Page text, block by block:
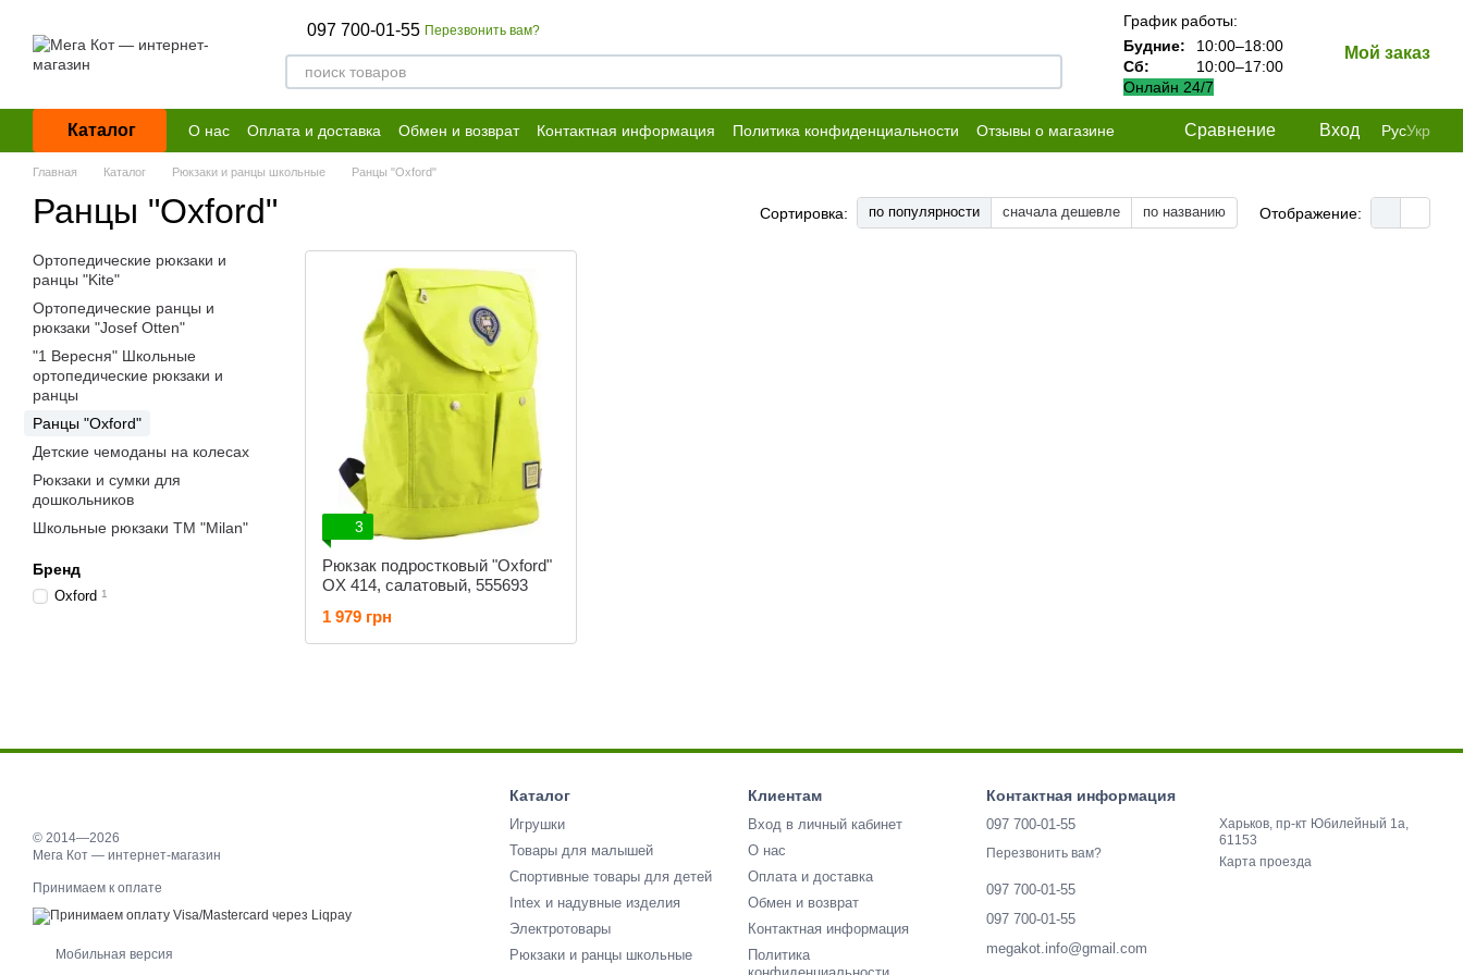
097 700-01-55 Перезвонить вам?
График работы:
Будние:
10:00–18:00
Сб:
10:00–17:00
Онлайн 24/7
Мой заказ
Каталог О нас Оплата и доставка Обмен и возврат Контактная информация Политика конфиденциальности
Отзывы о магазине
Договор публичной оферты
Сравнение Вход РусУкр
Главная Каталог Рюкзаки и ранцы школьные Ранцы "Oxford"
Ранцы "Oxford" Сортировка: по популярности сначала дешевле по названию Отображение:
3
Рюкзак подростковый "Oxford"
OX 414, салатовый, 555693
1 979 грн
Ортопедические рюкзаки и
ранцы "Kite"
Ортопедические ранцы и
рюкзаки "Josef Otten"
"1 Вересня" Школьные
ортопедические рюкзаки и
ранцы
Ранцы "Oxford"
Детские чемоданы на колесах
Рюкзаки и сумки для
дошкольников
Школьные рюкзаки ТМ "Milan"
Бренд
Oxford 1
© 2014—2026
Мега Кот — интернет-магазин
Принимаем к оплате
Мобильная версия
Каталог
Игрушки
Товары для малышей
Спортивные товары для детей
Intex и надувные изделия
Электротовары
Рюкзаки и ранцы школьные
Клиентам
Вход в личный кабинет
О нас
Оплата и доставка
Обмен и возврат
Контактная информация
Политика
Контактная информация
097 700-01-55
Перезвонить вам?
097 700-01-55
097 700-01-55
megakot.info@gmail.com
Харьков, пр-кт Юбилейный 1а,
61153
Карта проезда